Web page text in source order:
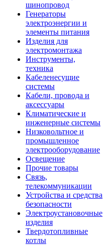
шинопровод
Генераторы
электроэнергии и
элементы питания
Изделия для
электромонтажа
Инструменты,
техника
Кабеленесущие
системы
Кабели, провода и
аксессуары
Климатические и
инженерные системы
Низковольтное и
промышленное
электрооборудование
Освещение
Прочие товары
Связь,
телекоммуникации
Устройства и средства
безопасности
Электроустановочные
изделия
Твердотопливные
котлы